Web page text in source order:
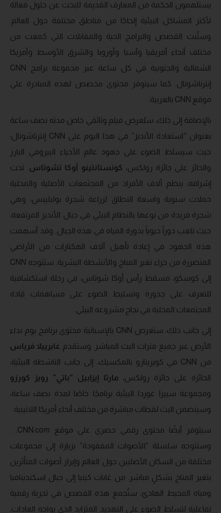
يستلهمون الحكمة من المعارف القديمة للبحث عن حلول فعالة
لأكثر المشاكل البيئية إلحاحًا من مناطق مختلفة حول العالم.
وستُبث القصص والبرامج الحية والمقابلات التي جُمعت من
مختلف أنحاء أفريقيا وآسيا وأوروبا والشرق الأوسط وأمريكا
الشمالية والجنوبية في كل ساعة عبر مجموعة برامج CNN
إنترناشونال. كما سيتوفر محتوى مخصص لهذه المبادرة على
موقع CNN بالعربية.
بالإضافة إلى ذلك، سيُعرض فيلم وثائقي خاص مدته نصف ساعة
بعنوان “استعادة الأنديز” في هذا اليوم على CNN إنترناشونال؛
حيث سيسلط الضوء على جهود عالم الأحياء البيروفي البارز
والحائز على جائزة رولكس، كونستانتينو أوكا تشوتاس . تحت
إشرافه، ينظم آلاف الأفراد من المجتمعات الأصلية والمحلية
حملات سنوية واسعة النطاق لزراعة شجرة بوليليبس، وهي
شجرة فريدة من نوعها بالنظام البيئي في جبال الأنديز المرتفعة،
حيث تلعب دوراً حيوياً بدورة المياه في هذه الجبال. وقد أسهمت
هذه الجهود في إعادة تأهيل آلاف الهكتارات من الأراضي
المتضررة من جراء تغير المناخ والأنشطة البشرية. ستتوجه CNN
إلى كوسكو، مسقط رأس أوكا شوتاس، في رحلة استكشافية
للتعرف على جذوره وتسليط الضوء على مساهمات قادة
المجتمعات المحلية في نجاح مشروعه البيئي.
إلى جانب ذلك، ستعرض CNN بالإسبانية محتوى برنامج يوم نداء
الأرض عبر جميع فترات البث المباشر. وستقدم غابرييلا فرياس
من CNN في كويريتارو بالمكسيك، إلى جانب الناشطة
البيئية،
الحائزة على جائزة رولكس، مارثا إيزابيل “باتي” رويز كورزو
ومجموعة سييرا غوردا البيئية برنامجًا خاصًا لمدة نصف ساعة،
وسيتضمن البث لقطات مباشرة من مختلف أنحاء أمريكا اللاتينية.
وستتوجه سلسلة “الأصوات المفقودة” بزيارة إلى مجموعات
مختلفة من السكان الأصليين حول العالم وإبراز أصوات المتأثرين
بتغير المناخ بشكلٍ مباشر. من غابات كينيا إلى جبال اسكندينافيا
ومياه المحيط الهادئ، ستُجمع هذه القصص في تجربة رقمية
تفاعلية لتسلط الضوء على التهديد المتزايد الذي يواجه العادات،